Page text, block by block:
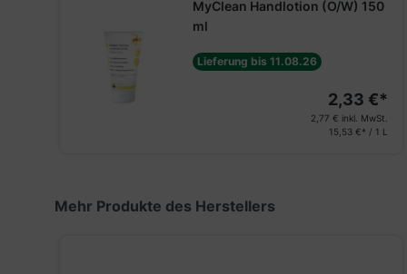
MyClean Handlotion (O/W) 150
ml
Lieferung bis 11.08.26
2,33 €*
2,77 € inkl. MwSt.
15,53 €* / 1 L
Produktgalerie überspringen
Mehr Produkte des Herstellers